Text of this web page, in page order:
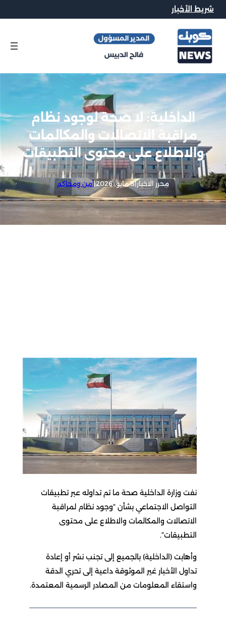
شريط الأخبار
الداخلية: لا صحة لوجود نظام
مراقبة الاتصالات والمكالمات
والاطلاع على محتوى التطبيقات
محرر الاخبار|3 مايو, 2026 |أمن ومحاكم
نفت وزارة الداخلية صحة ما تم تداوله عبر تطبيقات
التواصل الاجتماعي بشأن “وجود نظام لمراقبة
الاتصالات والمكالمات والاطلاع على محتوى
التطبيقات”.
وأهابت (الداخلية) بالجميع إلى تجنب نشر أو إعادة
تداول الأخبار غير الموثوقة داعية إلى تحري الدقة
واستقاء المعلومات من المصادر الرسمية المعتمدة.